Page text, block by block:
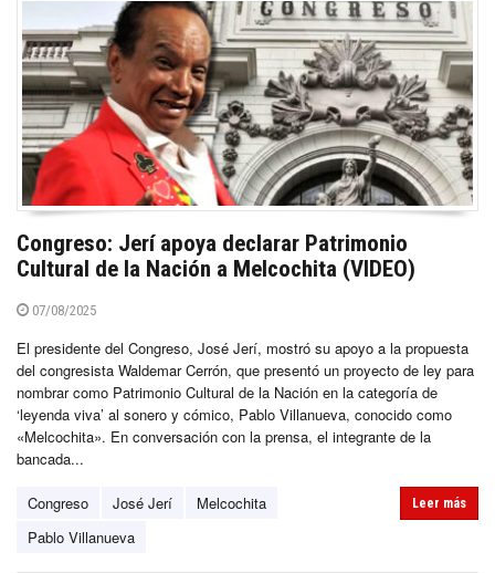
Congreso: Jerí apoya declarar Patrimonio
Cultural de la Nación a Melcochita (VIDEO)
07/08/2025
El presidente del Congreso, José Jerí, mostró su apoyo a la propuesta
del congresista Waldemar Cerrón, que presentó un proyecto de ley para
nombrar como Patrimonio Cultural de la Nación en la categoría de
‘leyenda viva’ al sonero y cómico, Pablo Villanueva, conocido como
«Melcochita». En conversación con la prensa, el integrante de la
bancada...
Congreso José Jerí
Melcochita
Pablo Villanueva
Leer más